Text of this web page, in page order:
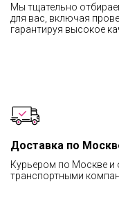
Мы тщательно
для вас, включая
гарантируя высокое
Доставка по
Курьером по Москве и
транспортными